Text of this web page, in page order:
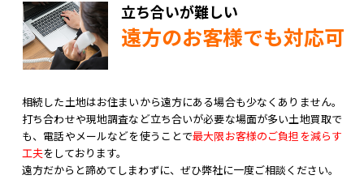
立ち合いが難しい
遠方のお客様でも対応可
相続した土地はお住まいから遠方にある場合も少なくありません。
打ち合わせや現地調査など立ち合いが必要な場面が多い土地買取で
も、電話やメールなどを使うことで最大限お客様のご負担を減らす
工夫をしております。
遠方だからと諦めてしまわずに、ぜひ弊社に一度ご相談ください。